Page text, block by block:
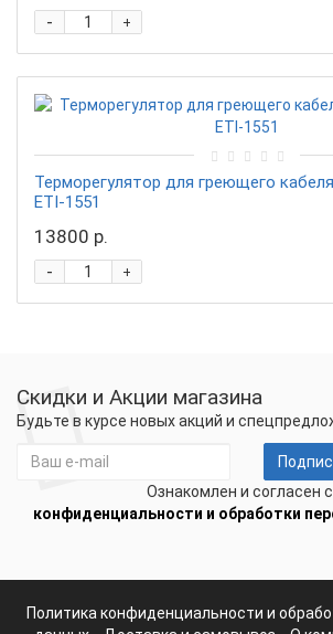
+
-
Терморегулятор для греющего
ETI-1551
13800 р.
+
-
Скидки и Акции магазина
Будьте в курсе новых акций и
Ознакомлен и согласен
конфиденциальности и обработки
Политика конфиденциальности и